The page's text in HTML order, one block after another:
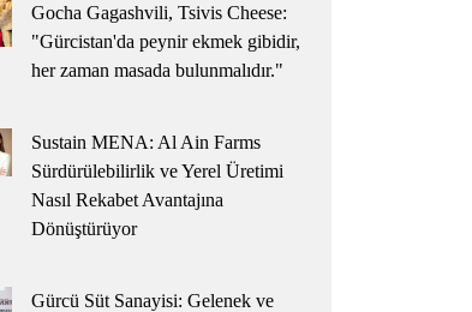
Gocha Gagashvili, Tsivis Cheese:
"Gürcistan'da peynir ekmek gibidir,
her zaman masada bulunmalıdır."
Sustain MENA: Al Ain Farms
Sürdürülebilirlik ve Yerel Üretimi
Nasıl Rekabet Avantajına
Dönüştürüyor
Gürcü Süt Sanayisi: Gelenek ve